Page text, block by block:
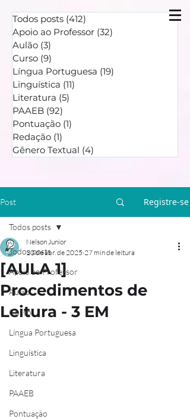
Todos posts (412)
Apoio ao Professor (32)
Aulão (3)
Curso (9)
Língua Portuguesa (19)
Linguística (11)
Literatura (5)
PAAEB (92)
Pontuação (1)
Redação (1)
Gênero Textual (4)
Post Registre-se
Todos posts
Apoio ao Professor
Aulão
Curso
Língua Portuguesa
Linguística
Literatura
PAAEB
Pontuação
Todos posts
[AULA 1]
Procedimentos de
Leitura - 3 EM
Nelson Junior
20 de abr. de 2025 27 min de leitura